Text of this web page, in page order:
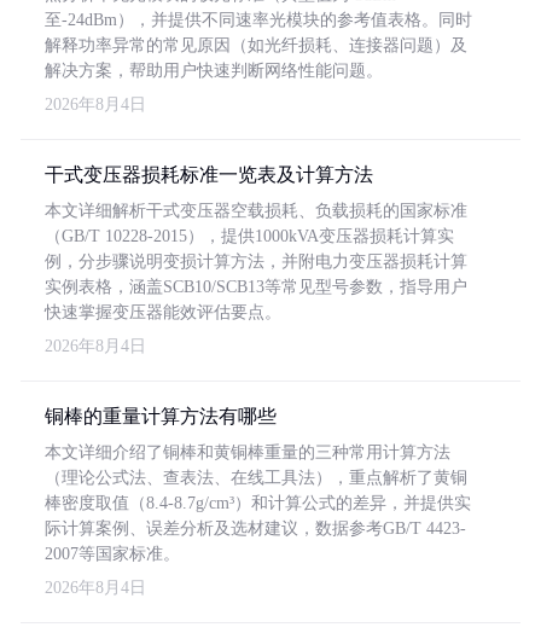
至-24dBm），并提供不同速率光模块的参考值表格。同时
解释功率异常的常见原因（如光纤损耗、连接器问题）及
解决方案，帮助用户快速判断网络性能问题。
2026年8月4日
干式变压器损耗标准一览表及计算方法
本文详细解析干式变压器空载损耗、负载损耗的国家标准
（GB/T 10228-2015），提供1000kVA变压器损耗计算实
例，分步骤说明变损计算方法，并附电力变压器损耗计算
实例表格，涵盖SCB10/SCB13等常见型号参数，指导用户
快速掌握变压器能效评估要点。
2026年8月4日
铜棒的重量计算方法有哪些
本文详细介绍了铜棒和黄铜棒重量的三种常用计算方法
（理论公式法、查表法、在线工具法），重点解析了黄铜
棒密度取值（8.4-8.7g/cm³）和计算公式的差异，并提供实
际计算案例、误差分析及选材建议，数据参考GB/T 4423-
2007等国家标准。
2026年8月4日